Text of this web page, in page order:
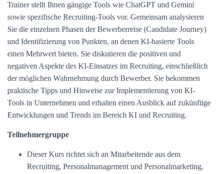
Trainer stellt Ihnen gängige Tools wie ChatGPT und Gemini
sowie spezifische Recruiting-Tools vor. Gemeinsam analysieren
Sie die einzelnen Phasen der Bewerberreise (Candidate Journey)
und Identifizierung von Punkten, an denen KI-basierte Tools
einen Mehrwert bieten. Sie diskutieren die positiven und
negativen Aspekte des KI-Einsatzes im Recruiting, einschließlich
der möglichen Wahrnehmung durch Bewerber. Sie bekommen
praktische Tipps und Hinweise zur Implementierung von KI-
Tools in Unternehmen und erhalten einen Ausblick auf zukünftige
Entwicklungen und Trends im Bereich KI und Recruiting.
Teilnehmergruppe
Dieser Kurs richtet sich an Mitarbeitende aus dem
Recruiting, Personalmanagement und Personalmarketing,